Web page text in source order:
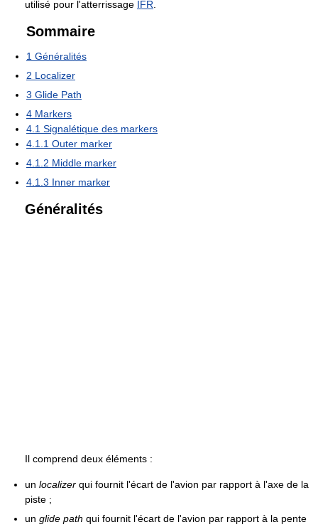
utilisé pour l'atterrissage IFR
Sommaire
1 Généralités
2 Localizer
3 Glide Path
4 Markers
4.1 Signalétique des markers
4.1.1 Outer marker
4.1.2 Middle marker
4.1.3 Inner marker
Généralités
Il comprend deux éléments :
un localizer qui fournit l'écart de l'avion par rapport à l'axe de la
piste ;
un glide path qui fournit l'écart de l'avion par rapport à la pente